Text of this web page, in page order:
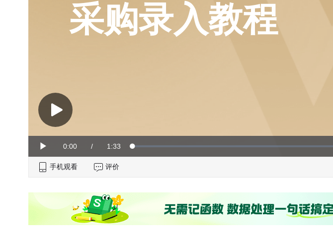
Play Current
Time
0:00 / Duration
1:33 Loaded:
0%
采购录入教程
手机观看 评价